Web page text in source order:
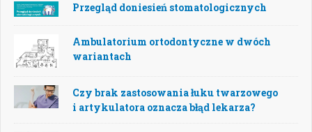
Przegląd doniesień stomatologicznych
Ambulatorium ortodontyczne w dwóch
wariantach
Czy brak zastosowania łuku twarzowego
i artykulatora oznacza błąd lekarza?